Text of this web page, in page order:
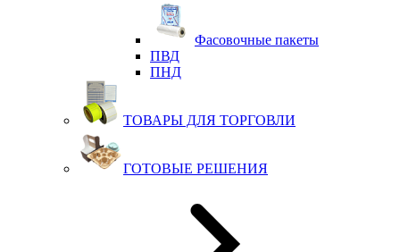
Фасовочные пакеты
ПВД
ПНД
ТОВАРЫ ДЛЯ ТОРГОВЛИ
ГОТОВЫЕ РЕШЕНИЯ